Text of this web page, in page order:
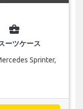
business_center
ーツケース
Sprinter,